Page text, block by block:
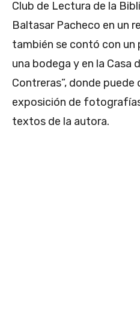
Club de Lectura de la
Baltasar Pacheco en un
también se contó con un
una bodega y en la Casa
Contreras”, donde
exposición de
textos de la autora.